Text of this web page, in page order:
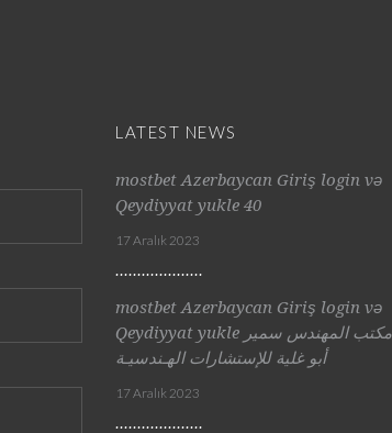
LATEST NEWS
mostbet Azerbaycan Giriş login və
Qeydiyyat yukle 40
17 Aralık 2023
mostbet Azerbaycan Giriş login və
Qeydiyyat yukle مكتب المهندس سمير
أبو غلية للإستشارات الهـندسيـة
17 Aralık 2023